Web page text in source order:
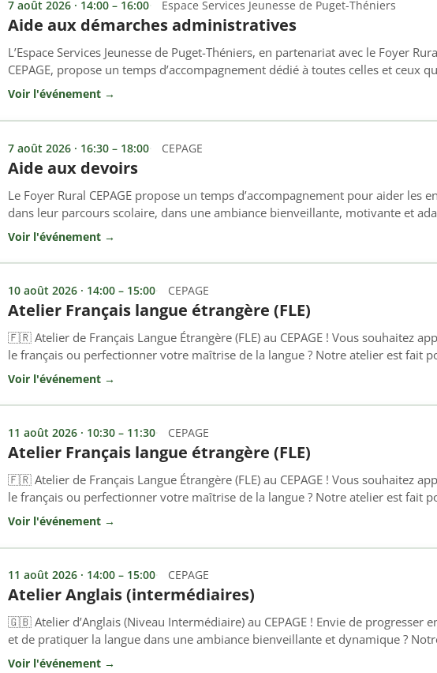
7 août 2026 · 14:00 – 16:00 Espace Services Jeunesse de Puget-Théniers
Aide aux démarches administratives
L’Espace Services Jeunesse de Puget-Théniers, en partenariat avec le Foyer
CEPAGE, propose un temps d’accompagnement dédié à toutes celles et ceux
besoin d’aide dans leurs démarches administratives ou numériques. Chaque
administratives, l’accès aux droits (jeunes majeurs et parents), une initiation
Voir l'événement →
7 août 2026 · 16:30 – 18:00 CEPAGE
Aide aux devoirs
Le Foyer Rural CEPAGE propose un temps d’accompagnement pour aider les
dans leur parcours scolaire, dans une ambiance bienveillante, motivante et
chacun. 👉 Tous les mardis et vendredis 🕓 De 16h30 à 18h Ce temps
Gagner en autonomie ✔ Bénéficier […]
Voir l'événement →
10 août 2026 · 14:00 – 15:00 CEPAGE
Atelier Français langue étrangère (FLE)
🇫🇷 Atelier de Français Langue Étrangère (FLE) au CEPAGE ! Vous souhaitez
le français ou perfectionner votre maîtrise de la langue ? Notre atelier est fait
! Cet atelier s’adresse à toutes les personnes non-francophones qui souhaitent
Voir l'événement →
11 août 2026 · 10:30 – 11:30 CEPAGE
Atelier Français langue étrangère (FLE)
🇫🇷 Atelier de Français Langue Étrangère (FLE) au CEPAGE ! Vous souhaitez
le français ou perfectionner votre maîtrise de la langue ? Notre atelier est fait
! Cet atelier s’adresse à toutes les personnes non-francophones qui souhaitent
Voir l'événement →
11 août 2026 · 14:00 – 15:00 CEPAGE
Atelier Anglais (intermédiaires)
🇬🇧 Atelier d’Anglais (Niveau Intermédiaire) au CEPAGE ! Envie de progresser
et de pratiquer la langue dans une ambiance bienveillante et dynamique ?
hebdomadaire est fait pour vous ! Cet atelier s’adresse aux personnes ayant déjà
Voir l'événement →